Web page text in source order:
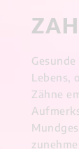
Lebens,
Zähne